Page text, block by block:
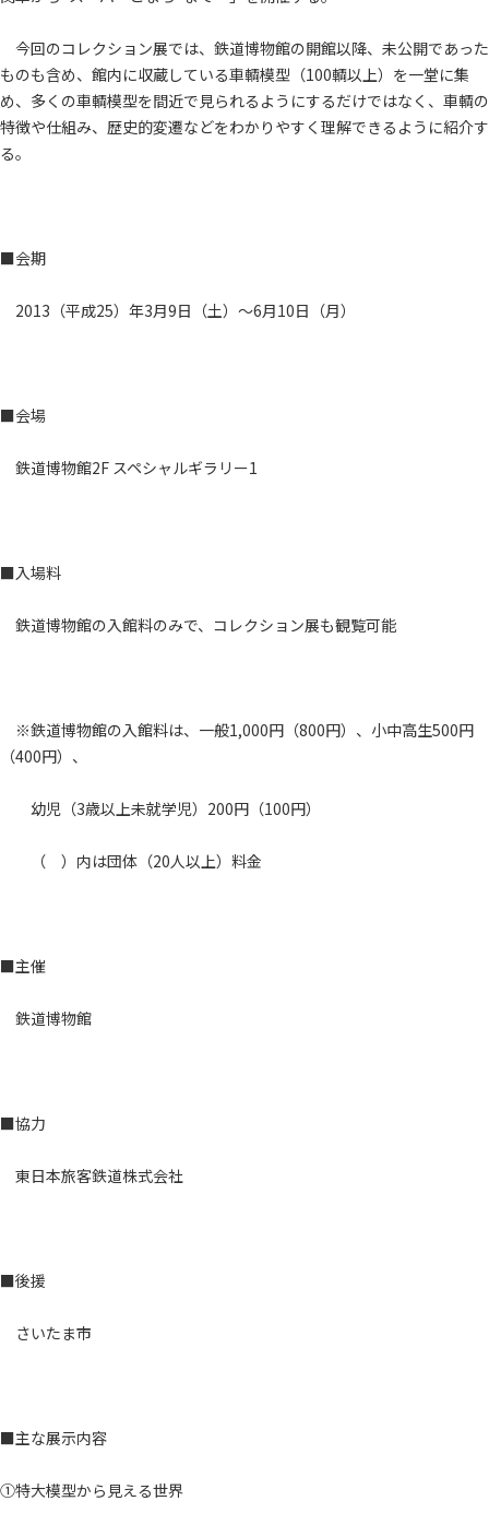
今回のコレクション展では、鉄道博物館の開館以降、未公開であった
ものも含め、館内に収蔵している車輌模型（100輌以上）を一堂に集
め、多くの車輌模型を間近で見られるようにするだけではなく、車輌の
特徴や仕組み、歴史的変遷などをわかりやすく理解できるように紹介す
る。
■会期
2013（平成25）年3月9日（土）～6月10日（月）
■会場
鉄道博物館2F スペシャルギラリー1
■入場料
鉄道博物館の入館料のみで、コレクション展も観覧可能
※鉄道博物館の入館料は、一般1,000円（800円）、小中高生500円
（400円）、
幼児（3歳以上未就学児）200円（100円）
（ ）内は団体（20人以上）料金
■主催
鉄道博物館
■協力
東日本旅客鉄道株式会社
■後援
さいたま市
■主な展示内容
①特大模型から見える世界